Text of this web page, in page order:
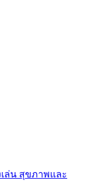
ล่น สุขภาพและ